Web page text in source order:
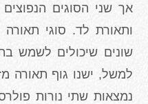
אך שני הסוגים
ותאורת לד. סוגי תאורה
שונים שיכולים לשמש
למשל, ישנו גוף תאורה
נמצאות שתי נורות